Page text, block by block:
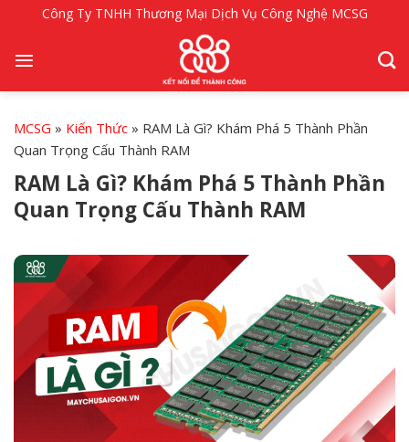
nội
Công Ty TNHH Thương Mại Dịch Vụ Công Nghệ MCSG
MCSG » Kiến Thức » RAM Là Gì? Khám Phá 5 Thành Phần
Quan Trọng Cấu Thành RAM
RAM Là Gì? Khám Phá 5 Thành Phần
Quan Trọng Cấu Thành RAM